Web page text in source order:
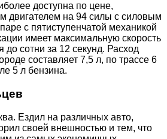
доступна по цене,
двигателем на 94 силы с силовым
с пятиступенчатой механикой
имеет максимальную скорость
до сотни за 12 секунд. Расход
составляет 7,5 л, по трассе 6
5 л бензина.
Ездил на различных авто,
своей внешностью и тем, что